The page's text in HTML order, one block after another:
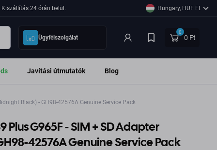
24 órán belül. Hungary, HUF Ft
Ügyfélszolgálat
0
0 Ft
Javítási útmutatók Blog
Black) - GH98-42576A Genuine Service Pack
G965F - SIM + SD Adapter
42576A Genuine Service Pack